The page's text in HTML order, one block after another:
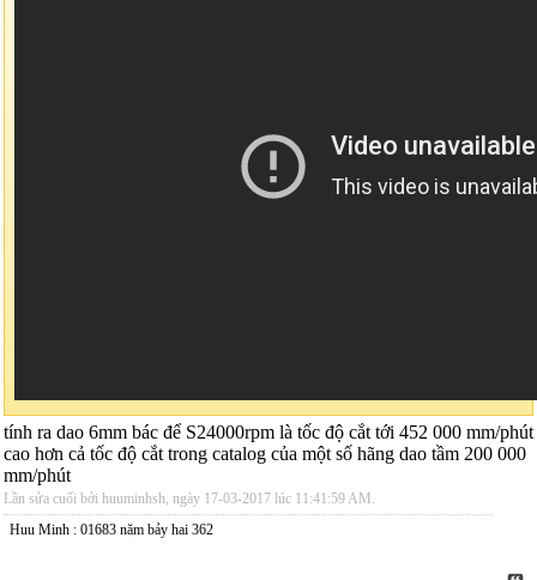
tính ra dao 6mm bác để S24000rpm là tốc độ cắt tới 452 000 mm/phút
cao hơn cả tốc độ cắt trong catalog của một số hãng dao tầm 200 000
mm/phút
Lần sửa cuối bởi huuminhsh, ngày 17-03-2017 lúc 11:41:59 AM .
Huu Minh : 01683 năm bảy hai 362